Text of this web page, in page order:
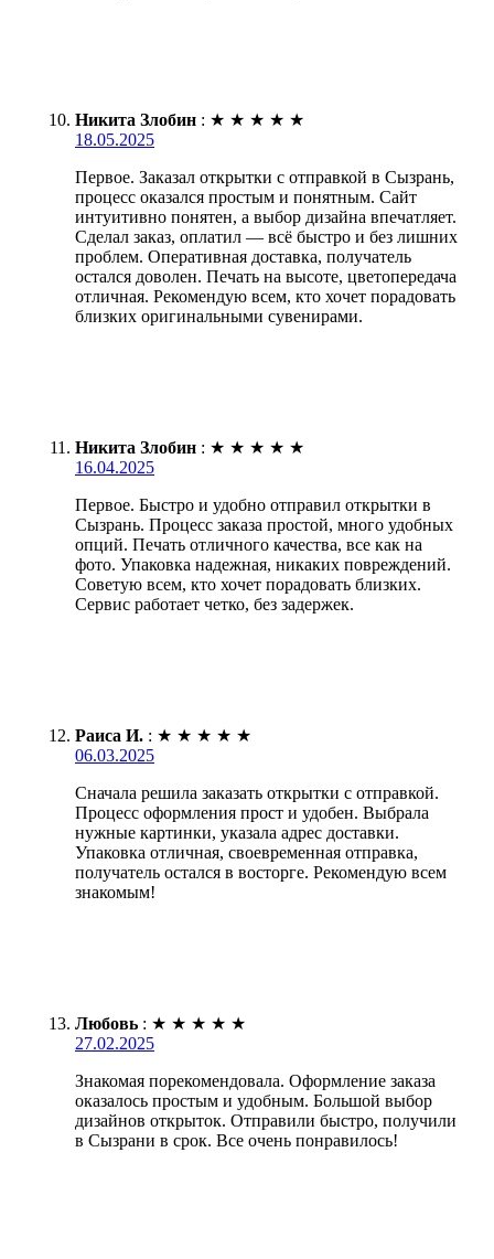
Никита Злобин : ★ ★ ★ ★ ★
18.05.2025
Первое. Заказал открытки с отправкой в Сызрань,
процесс оказался простым и понятным. Сайт
интуитивно понятен, а выбор дизайна впечатляет.
Сделал заказ, оплатил — всё быстро и без лишних
проблем. Оперативная доставка, получатель
остался доволен. Печать на высоте, цветопередача
отличная. Рекомендую всем, кто хочет порадовать
близких оригинальными сувенирами.
Никита Злобин : ★ ★ ★ ★ ★
16.04.2025
Первое. Быстро и удобно отправил открытки в
Сызрань. Процесс заказа простой, много удобных
опций. Печать отличного качества, все как на
фото. Упаковка надежная, никаких повреждений.
Советую всем, кто хочет порадовать близких.
Сервис работает четко, без задержек.
Раиса И. : ★ ★ ★ ★ ★
06.03.2025
Сначала решила заказать открытки с отправкой.
Процесс оформления прост и удобен. Выбрала
нужные картинки, указала адрес доставки.
Упаковка отличная, своевременная отправка,
получатель остался в восторге. Рекомендую всем
знакомым!
Любовь : ★ ★ ★ ★ ★
27.02.2025
Знакомая порекомендовала. Оформление заказа
оказалось простым и удобным. Большой выбор
дизайнов открыток. Отправили быстро, получили
в Сызрани в срок. Все очень понравилось!